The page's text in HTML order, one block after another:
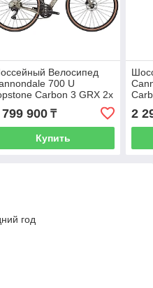
Велосипед
700 U
Carbon 3 GRX 2x
799 900₸
Купить
2
год